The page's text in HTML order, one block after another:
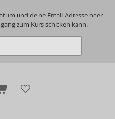
und deine Email-Adresse oder
zum Kurs schicken kann.